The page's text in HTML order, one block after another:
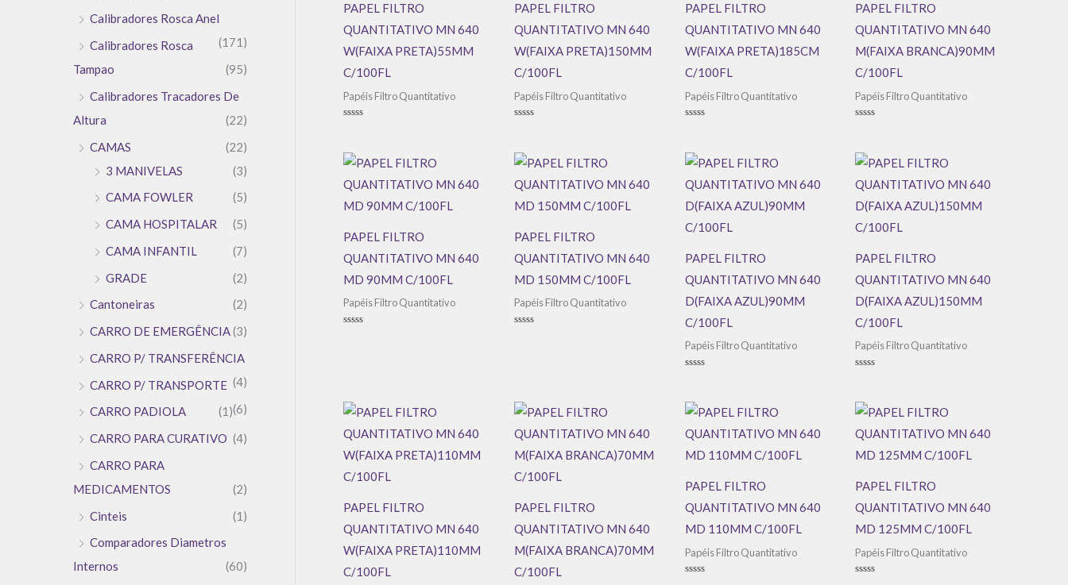
Calibradores Rosca Anel
(171)
Calibradores Rosca
Tampao
(95)
Calibradores Tracadores De
Altura
(22)
CAMAS
(22)
3 MANIVELAS
(3)
CAMA FOWLER
(5)
CAMA HOSPITALAR
(5)
CAMA INFANTIL
(7)
GRADE
(2)
Cantoneiras
(2)
CARRO DE EMERGÊNCIA(3)
CARRO P/ TRANSFERÊNCIA
(4)
CARRO P/ TRANSPORTE
(6)
CARRO PADIOLA
(1)
CARRO PARA CURATIVO (4)
CARRO PARA
MEDICAMENTOS
(2)
Cinteis
(1)
Comparadores Diametros
Internos
(60)
PAPEL FILTRO
QUANTITATIVO MN 640
W(FAIXA PRETA)55MM
C/100FL
Papéis Filtro Quantitativo
5
PAPEL FILTRO
QUANTITATIVO MN 640
W(FAIXA PRETA)150MM
C/100FL
Papéis Filtro Quantitativo
5
PAPEL FILTRO
QUANTITATIVO MN 640
W(FAIXA PRETA)185CM
C/100FL
Papéis Filtro Quantitativo
5
PAPEL FILTRO
QUANTITATIVO MN 640
M(FAIXA BRANCA)90MM
C/100FL
Papéis Filtro Quantitativo
5
PAPEL FILTRO
QUANTITATIVO MN 640
MD 90MM C/100FL
Papéis Filtro Quantitativo
PAPEL FILTRO
QUANTITATIVO MN 640
MD 150MM C/100FL
Papéis Filtro Quantitativo
PAPEL FILTRO
QUANTITATIVO MN 640
D(FAIXA AZUL)90MM
C/100FL
Papéis Filtro Quantitativo
5
PAPEL FILTRO
QUANTITATIVO MN 640
D(FAIXA AZUL)150MM
C/100FL
Papéis Filtro Quantitativo
5
PAPEL FILTRO
QUANTITATIVO MN 640
W(FAIXA PRETA)110MM
C/100FL
PAPEL FILTRO
QUANTITATIVO MN 640
M(FAIXA BRANCA)70MM
C/100FL
PAPEL FILTRO
QUANTITATIVO MN 640
MD 110MM C/100FL
Papéis Filtro Quantitativo
PAPEL FILTRO
QUANTITATIVO MN 640
MD 125MM C/100FL
Papéis Filtro Quantitativo